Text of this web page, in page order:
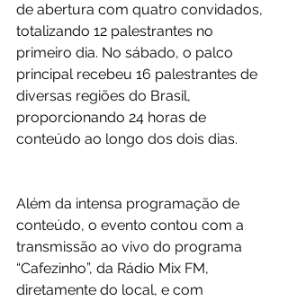
de abertura com quatro convidados,
totalizando 12 palestrantes no
primeiro dia. No sábado, o palco
principal recebeu 16 palestrantes de
diversas regiões do Brasil,
proporcionando 24 horas de
conteúdo ao longo dos dois dias.
Além da intensa programação de
conteúdo, o evento contou com a
transmissão ao vivo do programa
“Cafezinho”, da Rádio Mix FM,
diretamente do local, e com